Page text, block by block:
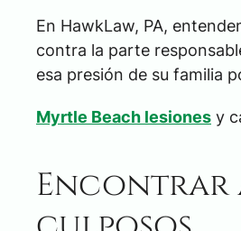
En HawkLaw, PA,
contra la parte
esa presión de su familia
Myrtle Beach lesiones y
Encontrar